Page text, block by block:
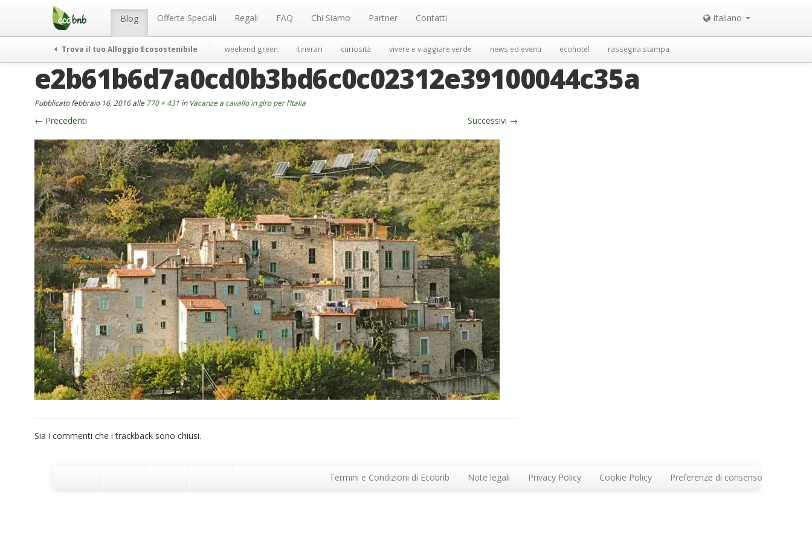
Menu Blog Offerte Speciali Regali FAQ Chi Siamo Partner Contatti Italiano
Trova il tuo Alloggio Ecosostenibile weekend green itinerari curiosità vivere e viaggiare verde news ed eventi ecohotel rassegna stampa
e2b61b6d7a0cd0b3bd6c0c02312e39100044c35a
Pubblicatofebbraio 16, 2016alle 770 × 431 in Vacanze a cavallo in giro per l’Italia
← Precedenti Successivi →
Sia i commenti che i trackback sono chiusi.
Termini e Condizioni di Ecobnb Note legali Privacy Policy Cookie Policy Preferenze di consenso